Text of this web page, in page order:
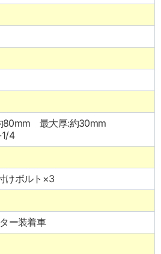
80mm 最大厚:約30mm
4
けボルト×3
ー装着車